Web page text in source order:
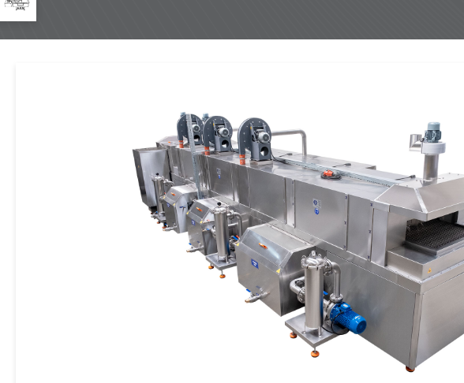
» Industrielle Sandstrahlmaschinen
» Weitere Maschinen und Ausrüstungen
Alle Rechte vorbehalten. Sämtliche auf dieser Website verwendeten Inhalte und visuellen Elemente
gehören der KSP Machine, und eine unbefugte Nutzung kann rechtliche Schritte nach sich ziehen.